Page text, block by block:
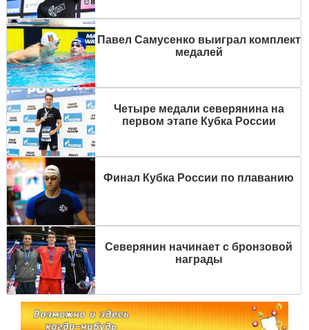
Павел Самусенко выиграл комплект
медалей
Четыре медали северянина на
первом этапе Кубка России
Финал Кубка России по плаванию
Северянин начинает с бронзовой
награды